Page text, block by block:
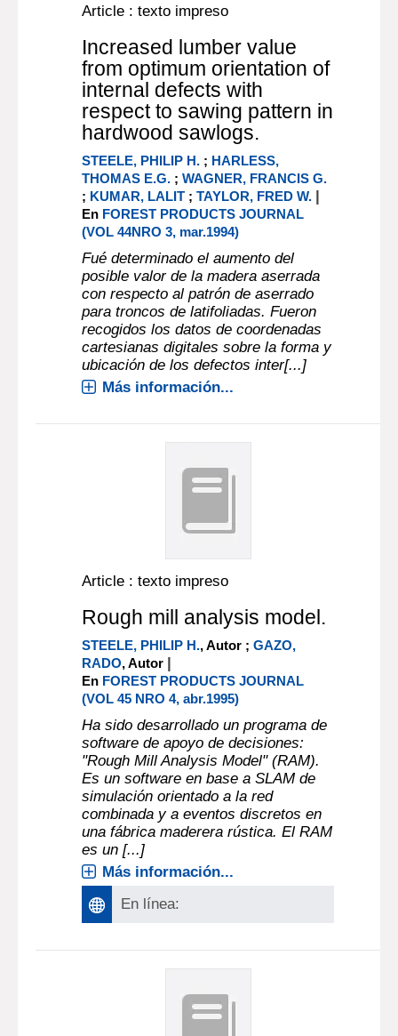
Article : texto impreso
Increased lumber value
from optimum orientation of
internal defects with
respect to sawing pattern in
hardwood sawlogs.
STEELE, PHILIP H. ; HARLESS,
THOMAS E.G. ;WAGNER, FRANCIS G.
; KUMAR, LALIT ;TAYLOR, FRED W. |
En FOREST PRODUCTS JOURNAL
(VOL 44NRO 3, mar.1994)
Fué determinado el aumento del
posible valor de la madera aserrada
con respecto al patrón de aserrado
para troncos de latifoliadas. Fueron
recogidos los datos de coordenadas
cartesianas digitales sobre la forma y
ubicación de los defectos inter[...]
Más información...
Article : texto impreso
Rough mill analysis model.
STEELE, PHILIP H., Autor ;GAZO,
RADO, Autor |
En FOREST PRODUCTS JOURNAL
(VOL 45 NRO 4, abr.1995)
Ha sido desarrollado un programa de
software de apoyo de decisiones:
"Rough Mill Analysis Model" (RAM).
Es un software en base a SLAM de
simulación orientado a la red
combinada y a eventos discretos en
una fábrica maderera rústica. El RAM
es un [...]
Más información...
En línea: